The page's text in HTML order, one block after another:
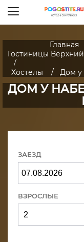
Главная
Гостиницы
Хостелы
Дом у
ДОМ У
ЗАЕЗД
ВЗРОСЛЫЕ